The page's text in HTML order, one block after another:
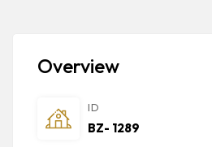
Overview
ID
BZ- 1289